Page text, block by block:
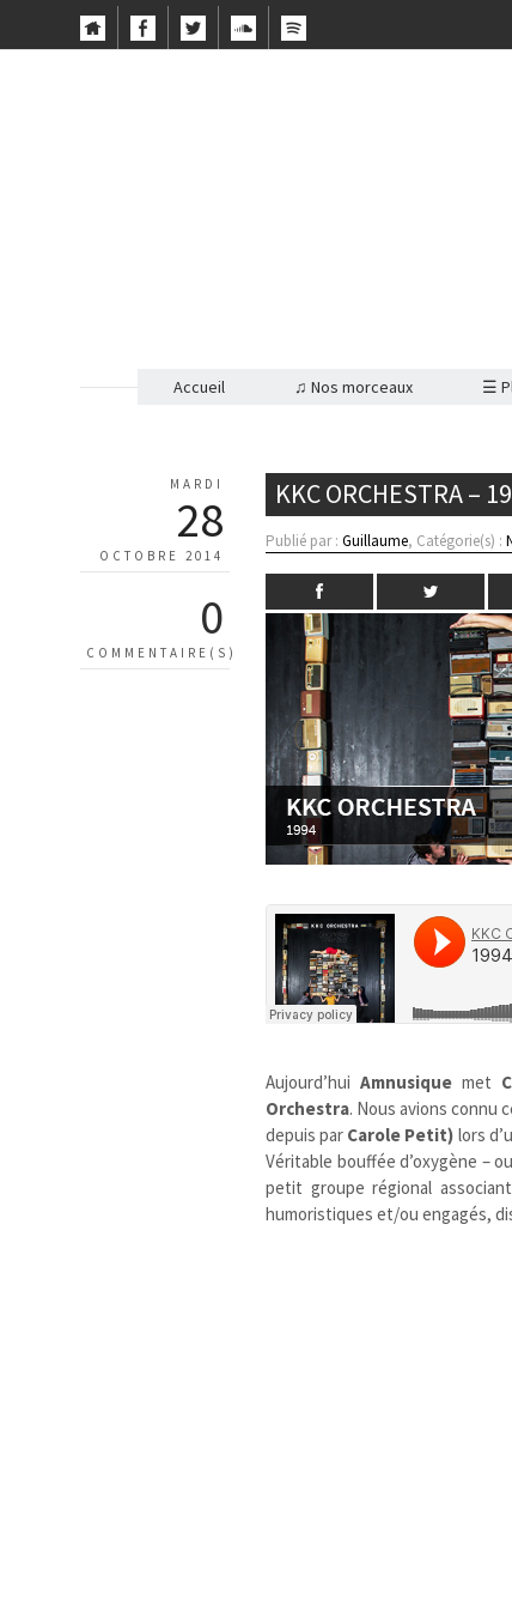
Accueil ♫ Nos morceaux ☰
MARDI
28
OCTOBRE 2014
0
COMMENTAIRE(S)
KKC ORCHESTRA –
Publié par :Guillaume, Catégorie(s) :
Aujourd’hui Amnusiquemet
Orchestra. Nous avions connu
depuis par Carole Petit) lors
Véritable bouffée d’oxygène – ou
petit groupe régional
humoristiques et/ou engagés,